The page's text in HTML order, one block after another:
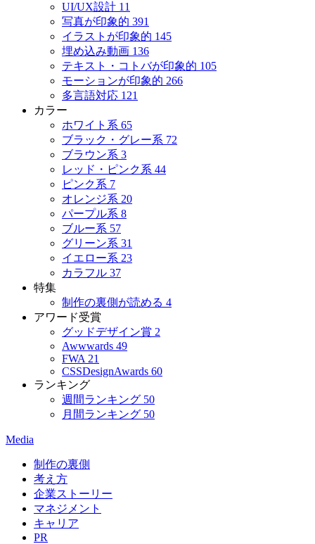
UI/UX設計 11
写真が印象的 391
イラストが印象的 145
埋め込み動画 136
テキスト・コトバが印象的 105
モーションが印象的 266
多言語対応 121
カラー
ホワイト系 65
ブラック・グレー系 72
ブラウン系 3
レッド・ピンク系 44
ピンク系 7
オレンジ系 20
パープル系 8
ブルー系 57
グリーン系 31
イエロー系 23
カラフル 37
特集
制作の裏側が読める 4
アワード受賞
グッドデザイン賞 2
Awwwards 49
FWA 21
CSSDesignAwards 60
ランキング
週間ランキング 50
月間ランキング 50
Media
制作の裏側
考え方
企業ストーリー
マネジメント
キャリア
PR